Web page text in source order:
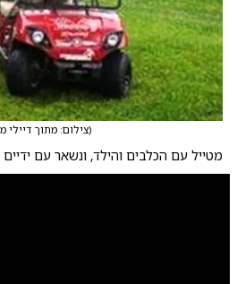
(צילום: מתוך דיילי
מטייל עם הכלבים והילד, ונשאר עם ידיים